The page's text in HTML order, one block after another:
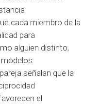
cada miembro de la
para
alguien distinto,
señalan que la
el